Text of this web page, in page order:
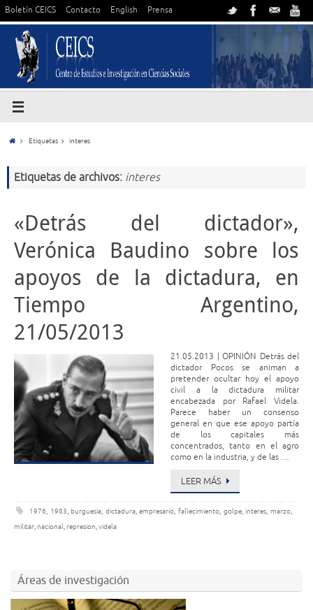
Boletín CEICS Contacto English Prensa
Etiquetas interes
Etiquetas de archivos: interes
«Detrás del dictador»,
Verónica Baudino sobre los
apoyos de la dictadura, en
Tiempo Argentino,
21/05/2013
21.05.2013 | OPINIÓN Detrás del
dictador Pocos se animan a
pretender ocultar hoy el apoyo
civil a la dictadura militar
encabezada por Rafael Videla.
Parece haber un consenso
general en que ese apoyo partía
de los capitales más
concentrados, tanto en el agro
como en la industria, y de las …
LEER MÁS
1976, 1983, burguesia, dictadura,empresario, fallecimiento, golpe,interes, marzo,
militar, nacional, represion,videla
Áreas de investigación